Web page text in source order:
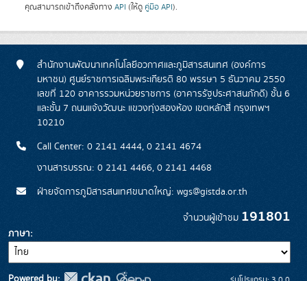
คุณสามารถเข้าถึงคลังทาง API (ให้ดู คู่มือ API).
สำนักงานพัฒนาเทคโนโลยีอวกาศและภูมิสารสนเทศ (องค์การ
มหาชน) ศูนย์ราชการเฉลิมพระเกียรติ 80 พรรษา 5 ธันวาคม 2550
เลขที่ 120 อาคารรวมหน่วยราชการ (อาคารรัฐประศาสนภักดี) ชั้น 6
และชั้น 7 ถนนแจ้งวัฒนะ แขวงทุ่งสองห้อง เขตหลักสี่ กรุงเทพฯ
10210
Call Center: 0 2141 4444, 0 2141 4674
งานสารบรรณ: 0 2141 4466, 0 2141 4468
ฝ่ายจัดการภูมิสารสนเทศขนาดใหญ่: wgs@gistda.or.th
จำนวนผู้เข้าชม 191801
ภาษา